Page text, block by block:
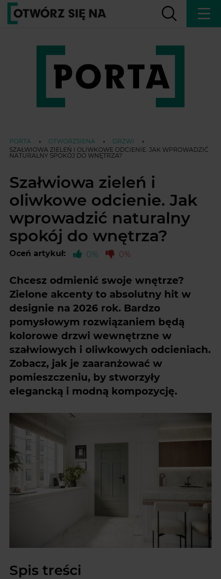
PORTA OTWORZSIENA
DRZWI
SZAŁWIOWA ZIELEŃ I OLIWKOWE ODCIENIE. JAK WPROWADZIĆ
NATURALNY SPOKÓJ DO WNĘTRZA?
Szałwiowa zieleń i
oliwkowe odcienie. Jak
wprowadzić naturalny
spokój do wnętrza?
Oceń artykuł: 0% 0%
Chcesz odmienić swoje wnętrze?
Zielone akcenty to absolutny hit w
designie na 2026 rok. Bardzo
pomysłowym rozwiązaniem będą
kolorowe drzwi wewnętrzne w
szałwiowych i oliwkowych odcieniach.
Zobacz, jak je zaaranżować w
pomieszczeniu, by stworzyły
elegancką i modną kompozycję.
Spis treści